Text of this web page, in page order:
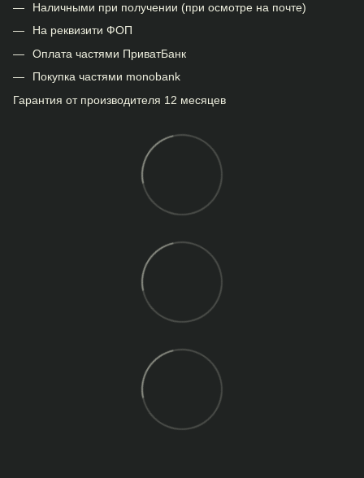
Наличными при получении (при осмотре на почте)
На реквизити ФОП
Оплата частями ПриватБанк
Покупка частями monobank
Гарантия от производителя 12 месяцев